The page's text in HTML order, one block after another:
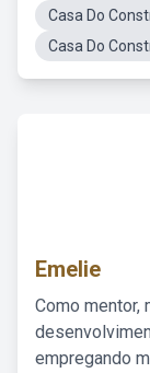
Casa Do
Casa Do
Emelie
Como mentor,
empregando